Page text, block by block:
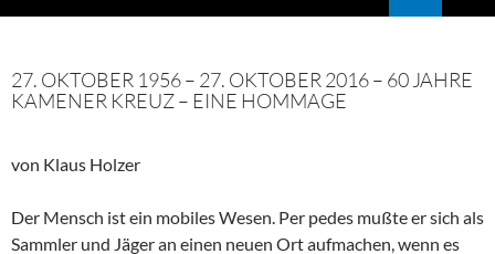
27. OKTOBER 1956 – 27. OKTOBER 2016 – 60 JAHRE
KAMENER KREUZ – EINE HOMMAGE
von Klaus Holzer
Der Mensch ist ein mobiles Wesen. Per pedes mußte er sich als
Sammler und Jäger an einen neuen Ort aufmachen, wenn es